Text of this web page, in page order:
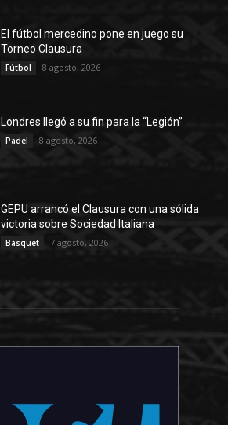
El fútbol mercedino pone en juego su
Torneo Clausura
Fútbol 8 agosto, 2026
Londres llegó a su fin para la “Legión”
Padel 8 agosto, 2026
GEPU arrancó el Clausura con una sólida
victoria sobre Sociedad Italiana
Básquet 7 agosto, 2026